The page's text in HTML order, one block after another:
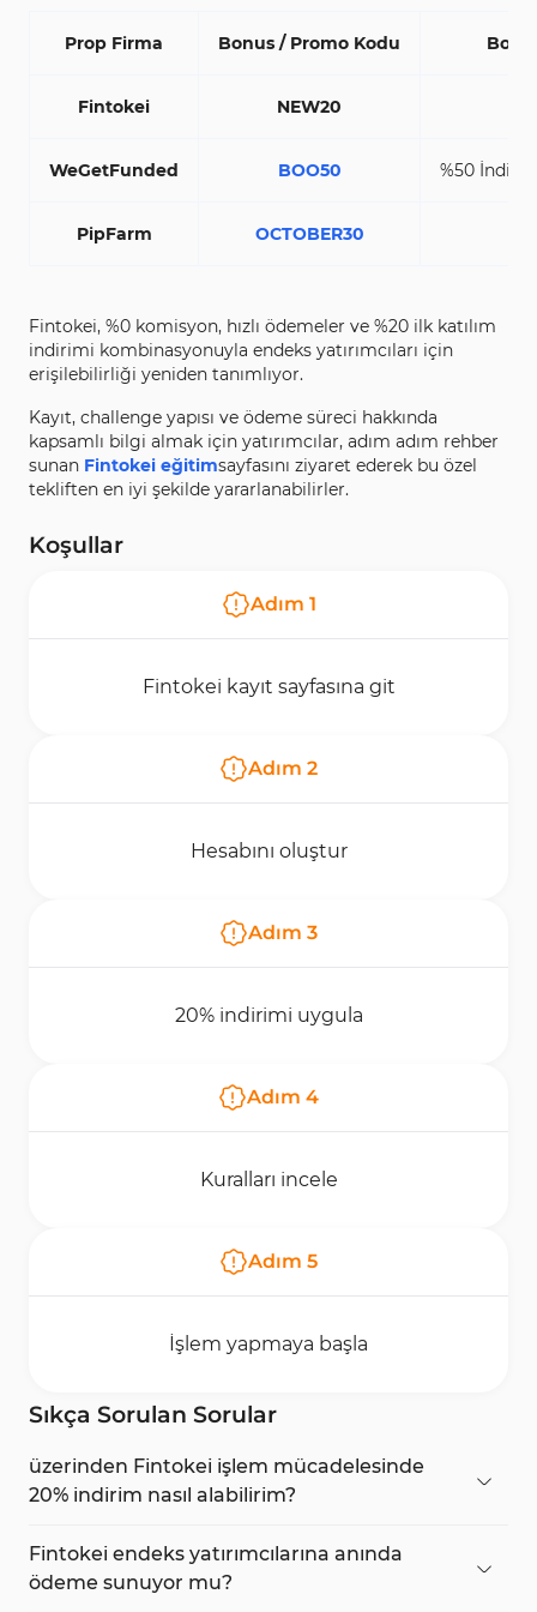
Prop Firma Bonus / Promo Kodu
Fintokei NEW20
WeGetFunded BOO50 %50
PipFarm OCTOBER30
Fintokei, %0 komisyon, hızlı ödemeler ve %20 ilk katılım
indirimi kombinasyonuyla endeks yatırımcıları için
erişilebilirliği yeniden tanımlıyor.
Kayıt, challenge yapısı ve ödeme süreci hakkında
kapsamlı bilgi almak için yatırımcılar, adım adım rehber
sunan Fintokei eğitimsayfasını ziyaret ederek bu özel
tekliften en iyi şekilde yararlanabilirler.
Koşullar
Adım 1
Fintokei kayıt sayfasına git
Adım 2
Hesabını oluştur
Adım 3
20% indirimi uygula
Adım 4
Kuralları incele
Adım 5
İşlem yapmaya başla
Sıkça Sorulan Sorular
üzerinden Fintokei işlem mücadelesinde
20% indirim nasıl alabilirim?
promosyonu kayıt sırasında uygulayarak indirime
erişebilirsin.
Fintokei endeks yatırımcılarına anında
ödeme sunuyor mu?